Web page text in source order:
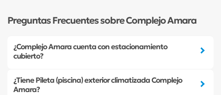
Preguntas Frecuentes sobre Complejo Amara
¿Complejo Amara cuenta con estacionamiento
cubierto?
¿Tiene Pileta (piscina) exterior climatizada Complejo
Amara?